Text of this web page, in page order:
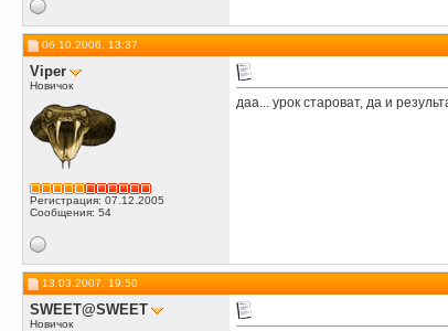
06.10.2006, 13:37
Viper
Новичок
Регистрация: 07.12.2005
Сообщения: 54
даа... урок староват, да и
13.03.2007, 19:50
SWEET@SWEET
Новичок